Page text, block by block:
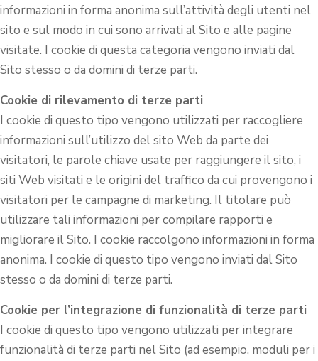
informazioni in forma anonima sull’attività degli utenti nel
sito e sul modo in cui sono arrivati al Sito e alle pagine
visitate. I cookie di questa categoria vengono inviati dal
Sito stesso o da domini di terze parti.
Cookie di rilevamento di terze parti
I cookie di questo tipo vengono utilizzati per raccogliere
informazioni sull’utilizzo del sito Web da parte dei
visitatori, le parole chiave usate per raggiungere il sito, i
siti Web visitati e le origini del traffico da cui provengono i
visitatori per le campagne di marketing. Il titolare può
utilizzare tali informazioni per compilare rapporti e
migliorare il Sito. I cookie raccolgono informazioni in forma
anonima. I cookie di questo tipo vengono inviati dal Sito
stesso o da domini di terze parti.
Cookie per l’integrazione di funzionalità di terze parti
I cookie di questo tipo vengono utilizzati per integrare
funzionalità di terze parti nel Sito (ad esempio, moduli per i